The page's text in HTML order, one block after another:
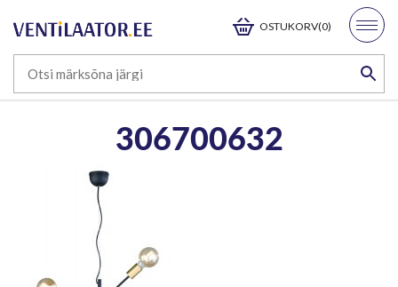
OSTUKORV(0)
306700632